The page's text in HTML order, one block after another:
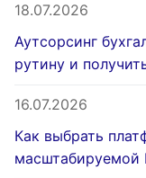
18.07.2026
Аутсорсинг
рутину и
16.07.2026
Как выбрать
масштабируемой